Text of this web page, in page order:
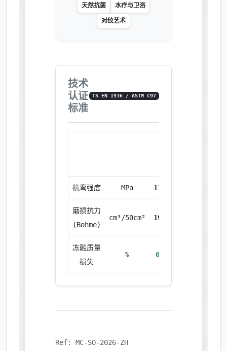
天然抗菌
水疗与卫浴
对纹艺术
技术
认证
标准
TS EN 1936 / ASTM C97
抗弯强度 MPa 11.40
磨损抗力
(Bohme)
cm³/50cm² 19.20
冻融质量
损失
% 0.02
Ref: MC-SO-2026-ZH